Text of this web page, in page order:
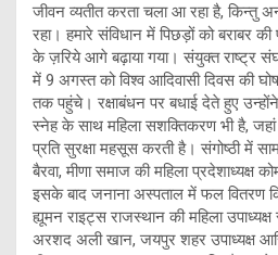
जीवन व्यतीत करता चला आ रहा है, किन्तु
रहा। हमारे संविधान में पिछड़ों को बराबर
के ज़रिये आगे बढ़ाया गया। संयुक्त राष्ट्र
में 9 अगस्त को विश्व आदिवासी दिवस की
तक पहुंचे। रक्षाबंधन पर बधाई देते हुए
स्नेह के साथ महिला सशक्तिकरण भी है,
प्रति सुरक्षा महसूस करती है। संगोष्ठी में
बैरवा, मीणा समाज की महिला प्रदेशाध्यक्ष
इसके बाद जनाना अस्पताल में फल वितरण
ह्यूमन राइट्स राजस्थान की महिला
अरशद अली खान, जयपुर शहर उपाध्यक्ष